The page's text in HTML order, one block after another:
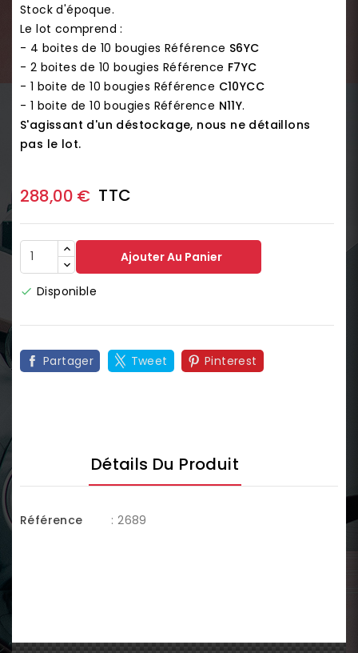
Stock d'époque.
Le lot comprend :
- 4 boites de 10 bougies Référence S6YC
- 2 boites de 10 bougies Référence F7YC
- 1 boite de 10 bougies Référence C10YCC
- 1 boite de 10 bougies Référence N11Y.
S'agissant d'un déstockage, nous ne détaillons
pas le lot.
288,00 € TTC
Ajouter Au Panier
 Disponible
Partager Tweet Pinterest
Détails Du Produit
Référence : 2689